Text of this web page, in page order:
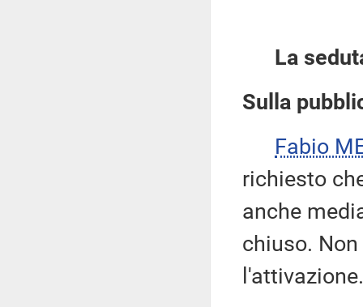
La
Sulla
Fabio
richiesto
anche
chiuso.
l'attivazione.